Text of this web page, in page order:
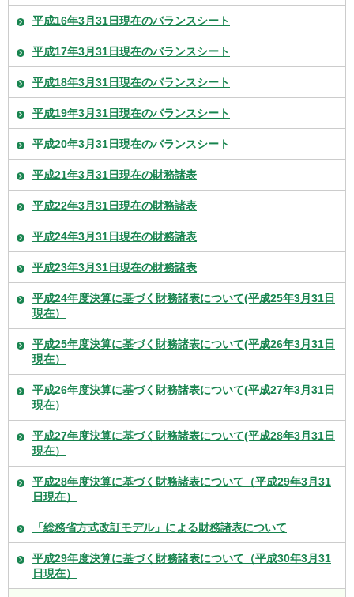
平成16年3月31日現在のバランスシート
平成17年3月31日現在のバランスシート
平成18年3月31日現在のバランスシート
平成19年3月31日現在のバランスシート
平成20年3月31日現在のバランスシート
平成21年3月31日現在の財務諸表
平成22年3月31日現在の財務諸表
平成24年3月31日現在の財務諸表
平成23年3月31日現在の財務諸表
平成24年度決算に基づく財務諸表について(平成25年3月31日
現在）
平成25年度決算に基づく財務諸表について(平成26年3月31日
現在）
平成26年度決算に基づく財務諸表について(平成27年3月31日
現在）
平成27年度決算に基づく財務諸表について(平成28年3月31日
現在）
平成28年度決算に基づく財務諸表について（平成29年3月31
日現在）
「総務省方式改訂モデル」による財務諸表について
平成29年度決算に基づく財務諸表について（平成30年3月31
日現在）